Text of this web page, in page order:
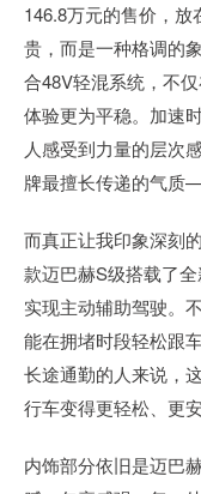
146.8万元的售价，
贵，而是一种格调的
合48V轻混系统，不
体验更为平稳。加速
人感受到力量的层次
牌最擅长传递的气质
而真正让我印象深刻
款迈巴赫S级搭载了
实现主动辅助驾驶。
能在拥堵时段轻松跟
长途通勤的人来说，
行车变得更轻松、更安
内饰部分依旧是迈巴